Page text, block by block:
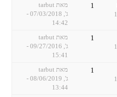
1 מאת tarbut
ג', 07/03/2018 -
14:42
1 מאת tarbut
ג', 09/27/2016 -
15:41
1 מאת tarbut
ג', 08/06/2019 -
13:44